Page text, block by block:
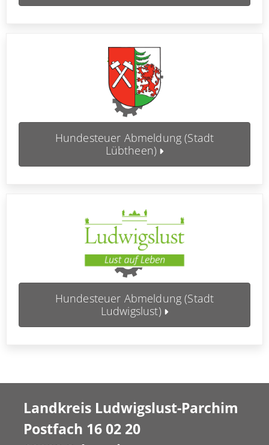
Hundesteuer Abmeldung (Stadt
Lübtheen)
Hundesteuer Abmeldung (Stadt
Ludwigslust)
Landkreis Ludwigslust-Parchim
Postfach 16 02 20